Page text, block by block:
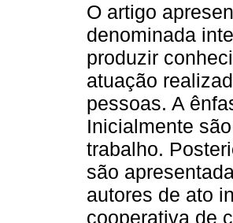
O artigo
denominada
produzir
atuação
pessoas. A
Inicialmente
trabalho.
são
autores de ato
cooperativa de